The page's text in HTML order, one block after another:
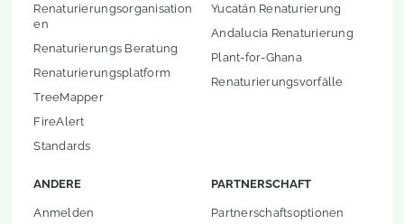
Renaturierungsorganisation
en
Renaturierungs Beratung
Renaturierungsplatform
TreeMapper
FireAlert
Standards
Yucatán Renaturierung
Andalucia Renaturierung
Plant-for-Ghana
Renaturierungsvorfälle
ANDERE
Anmelden
PARTNERSCHAFT
Partnerschaftsoptionen